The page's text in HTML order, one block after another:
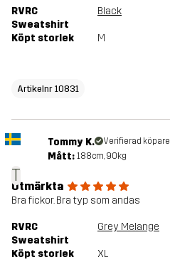
RVRC
Sweatshirt
Black
Köpt storlek M
Artikelnr 10831
T
Tommy K. Verifierad köpare
Mått: 188cm, 90kg
Utmärkta
Bra fickor. Bra typ som andas
RVRC
Sweatshirt
Grey Melange
Köpt storlek XL